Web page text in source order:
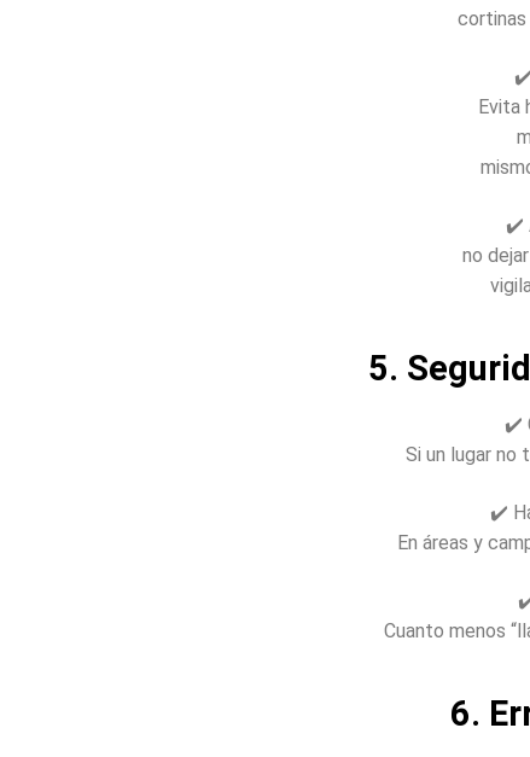
cortinas
Evita
✔️
no
5.
✔️
Si un lugar no
✔️
En áreas y
Cuanto menos
6.